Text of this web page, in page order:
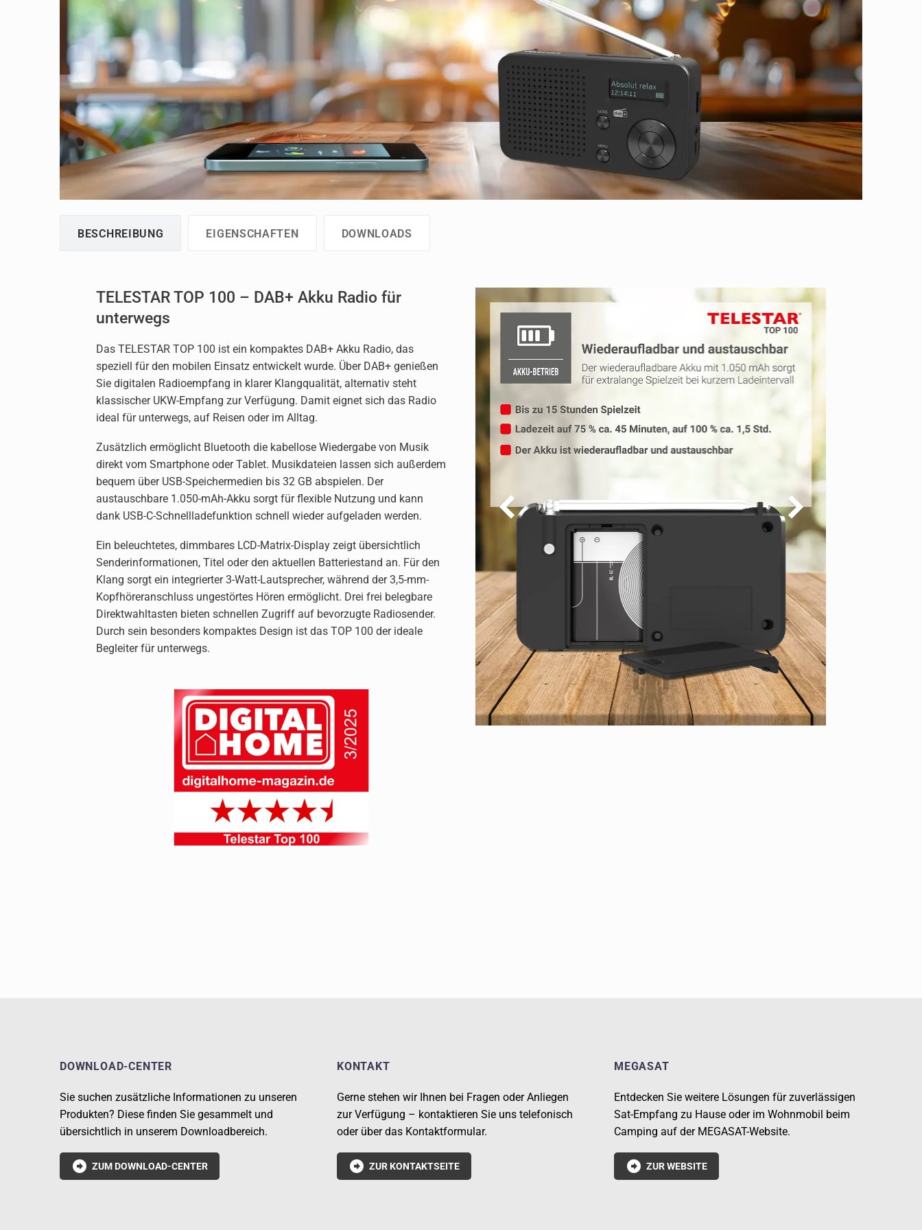
BESCHREIBUNG EIGENSCHAFTEN DOWNLOADS
TELESTAR TOP 100 – DAB+ Akku Radio für
unterwegs
Das TELESTAR TOP 100 ist ein kompaktes DAB+ Akku Radio, das
speziell für den mobilen Einsatz entwickelt wurde. Über DAB+ genießen
Sie digitalen Radioempfang in klarer Klangqualität, alternativ steht
klassischer UKW-Empfang zur Verfügung. Damit eignet sich das Radio
ideal für unterwegs, auf Reisen oder im Alltag.
Zusätzlich ermöglicht Bluetooth die kabellose Wiedergabe von Musik
direkt vom Smartphone oder Tablet. Musikdateien lassen sich außerdem
bequem über USB-Speichermedien bis 32 GB abspielen. Der
austauschbare 1.050-mAh-Akku sorgt für flexible Nutzung und kann
dank USB-C-Schnellladefunktion schnell wieder aufgeladen werden.
Ein beleuchtetes, dimmbares LCD-Matrix-Display zeigt übersichtlich
Senderinformationen, Titel oder den aktuellen Batteriestand an. Für den
Klang sorgt ein integrierter 3-Watt-Lautsprecher, während der 3,5-mm-
Kopfhöreranschluss ungestörtes Hören ermöglicht. Drei frei belegbare
Direktwahltasten bieten schnellen Zugriff auf bevorzugte Radiosender.
Durch sein besonders kompaktes Design ist das TOP 100 der ideale
Begleiter für unterwegs.
DOWNLOAD-CENTER
Sie suchen zusätzliche Informationen zu unseren
Produkten? Diese finden Sie gesammelt und
übersichtlich in unserem Downloadbereich.
 ZUM DOWNLOAD-CENTER
KONTAKT
Gerne stehen wir Ihnen bei Fragen oder Anliegen
zur Verfügung – kontaktieren Sie uns telefonisch
oder über das Kontaktformular.
 ZUR KONTAKTSEITE
MEGASAT
Entdecken Sie weitere Lösungen für zuverlässigen
Sat-Empfang zu Hause oder im Wohnmobil beim
Camping auf der MEGASAT-Website.
 ZUR WEBSITE